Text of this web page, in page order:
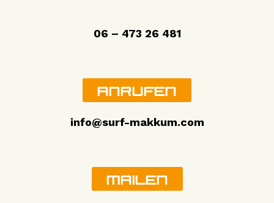
06 – 473 26 481
anrufen
info@surf-makkum.com
Mailen